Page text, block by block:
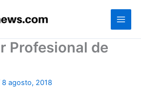
Profesional de
8 agosto, 2018